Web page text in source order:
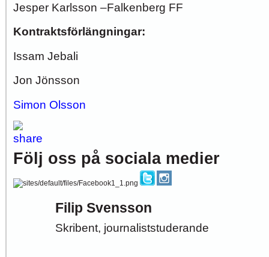
Jesper Karlsson –Falkenberg FF
Kontraktsförlängningar:
Issam Jebali
Jon Jönsson
Simon Olsson
Följ oss på sociala medier
Filip Svensson
Skribent, journaliststuderande